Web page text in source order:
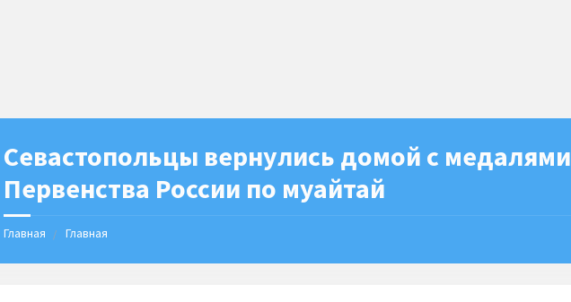
Севастопольцы вернулись домой с медалями
Первенства России по муайтай
Главная Главная